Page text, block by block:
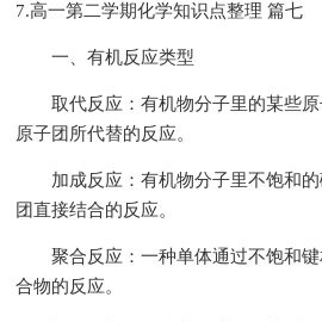
7.高一第二学期化学知识点整理 篇七
一、有机反应类型
取代反应：有机物分子里的某些原
原子团所代替的反应。
加成反应：有机物分子里不饱和的
团直接结合的反应。
聚合反应：一种单体通过不饱和键
合物的反应。